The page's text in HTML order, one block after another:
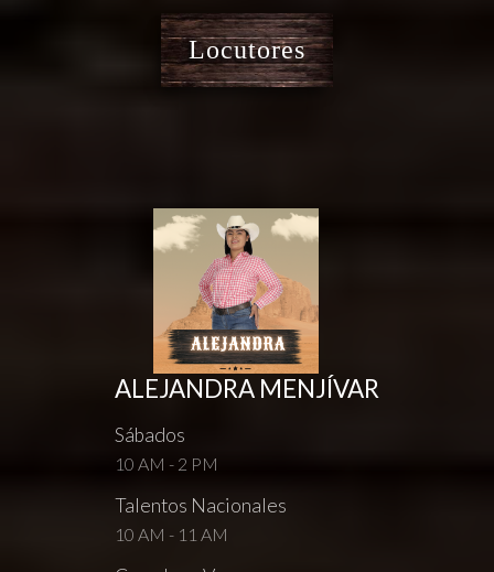
Locutores
ALEJANDRA MENJÍVAR
Sábados
10 AM - 2 PM
Talentos Nacionales
10 AM - 11 AM